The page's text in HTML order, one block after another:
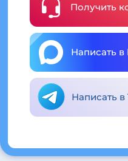
Получить
Написать в
Написать в